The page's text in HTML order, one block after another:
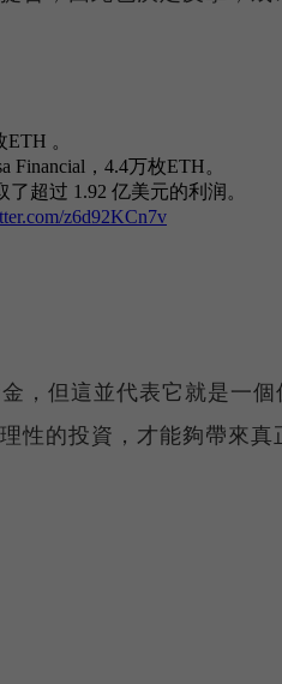
，但這並代表它就是一個
性的投資，才能夠帶來真